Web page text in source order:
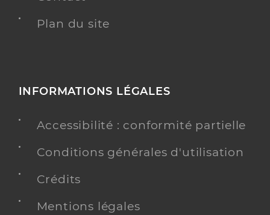
Plan du site
INFORMATIONS LÉGALES
Accessibilité : conformité partielle
Conditions générales d'utilisation
Crédits
Mentions légales